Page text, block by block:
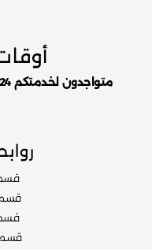
متواجدون لخدمتكم 24 ساعة يوميًا – طوال أيام الأسبوع
قسم
قسم